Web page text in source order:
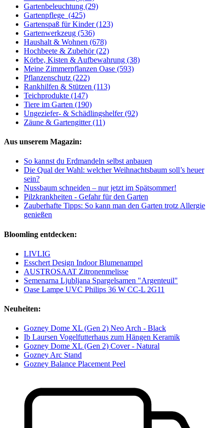
Gartenbeleuchtung (29)
Gartenpflege (425)
Gartenspaß für Kinder(123)
Gartenwerkzeug (536)
Haushalt & Wohnen (678)
Hochbeete & Zubehör(22)
Körbe, Kisten & Aufbewahrung (38)
Meine Zimmerpflanzen Oase (593)
Pflanzenschutz (222)
Rankhilfen & Stützen (113)
Teichprodukte (147)
Tiere im Garten (190)
Ungeziefer- & Schädlingshelfer(92)
Zäune & Gartengitter(11)
Aus unserem Magazin:
So kannst du Erdmandeln selbst anbauen
Die Qual der Wahl: welcher Weihnachtsbaum soll’s heuer
sein?
Nussbaum schneiden – nur jetzt im Spätsommer!
Pilzkrankheiten - Gefahr für den Garten
Zauberhafte Tipps: So kann man den Garten trotz Allergie
genießen
Bloomling entdecken:
LIVLIG
Esschert Design Indoor Blumenampel
AUSTROSAAT Zitronenmelisse
Semenarna Ljubljana Spargelsamen "Argenteuil"
Oase Lampe UVC Philips 36 W CC-L 2G11
Neuheiten:
Gozney Dome XL (Gen 2) Neo Arch - Black
Ib Laursen Vogelfutterhaus zum Hängen Keramik
Gozney Dome XL (Gen 2) Cover - Natural
Gozney Arc Stand
Gozney Balance Placement Peel